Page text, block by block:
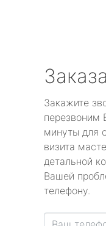
Закажите
перезвоним
минуты для
визита
детальной
Вашей
телефону.